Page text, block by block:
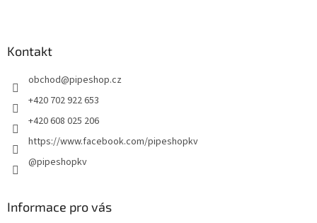
Kontakt
obchod@pipeshop.cz
+420 702 922 653
+420 608 025 206
https://www.facebook.com/pipeshopkv
@pipeshopkv
Informace pro vás